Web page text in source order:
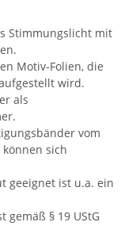
Stimmungslicht mit
Motiv-Folien, die
wird.
als
vom
sich
geeignet ist u.a. ein
gemäß § 19 UStG